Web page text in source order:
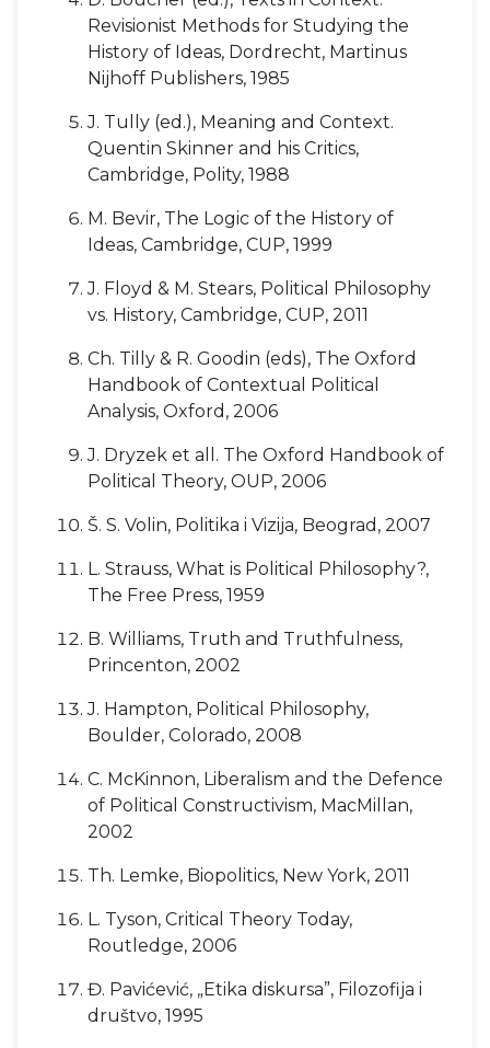
Revisionist Methods for Studying the
History of Ideas, Dordrecht, Martinus
Nijhoff Publishers, 1985
J. Tully (ed.), Meaning and Context.
Quentin Skinner and his Critics,
Cambridge, Polity, 1988
M. Bevir, The Logic of the History of
Ideas, Cambridge, CUP, 1999
J. Floyd & M. Stears, Political Philosophy
vs. History, Cambridge, CUP, 2011
Ch. Tilly & R. Goodin (eds), The Oxford
Handbook of Contextual Political
Analysis, Oxford, 2006
J. Dryzek et all. The Oxford Handbook of
Political Theory, OUP, 2006
Š. S. Volin, Politika i Vizija, Beograd, 2007
L. Strauss, What is Political Philosophy?,
The Free Press, 1959
B. Williams, Truth and Truthfulness,
Princenton, 2002
J. Hampton, Political Philosophy,
Boulder, Colorado, 2008
C. McKinnon, Liberalism and the Defence
of Political Constructivism, MacMillan,
2002
Th. Lemke, Biopolitics, New York, 2011
L. Tyson, Critical Theory Today,
Routledge, 2006
Đ. Pavićević, „Etika diskursa”, Filozofija i
društvo, 1995